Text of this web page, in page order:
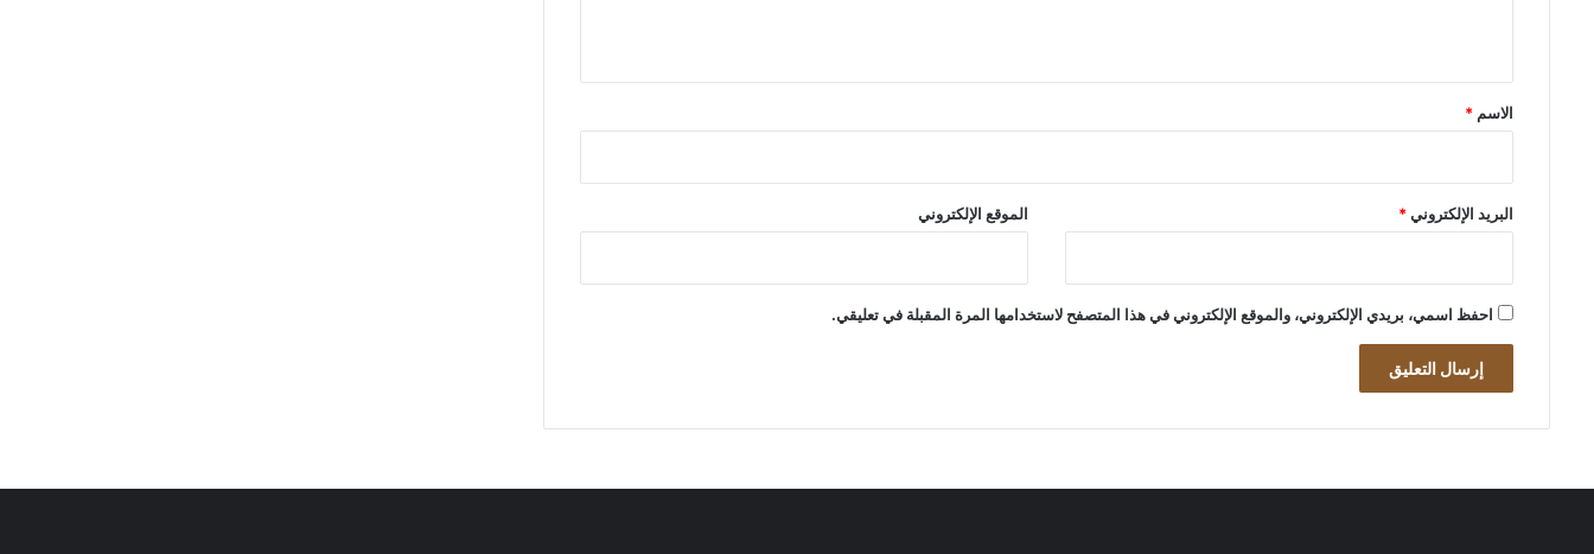
*
الاسم *
البريد الإلكتروني* الموقع الإلكتروني
احفظ اسمي، بريدي الإلكتروني، والموقع الإلكتروني في هذا المتصفح لاستخدامها المرة المقبلة في تعليقي.